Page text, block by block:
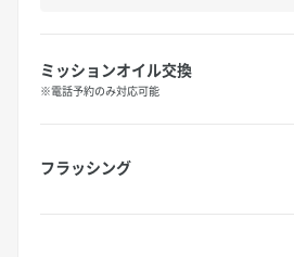
ミッションオイル交換
※電話予約のみ対応可能
フラッシング